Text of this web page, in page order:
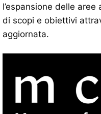
l’espansione delle
di scopi e obiettivi
aggiornata.